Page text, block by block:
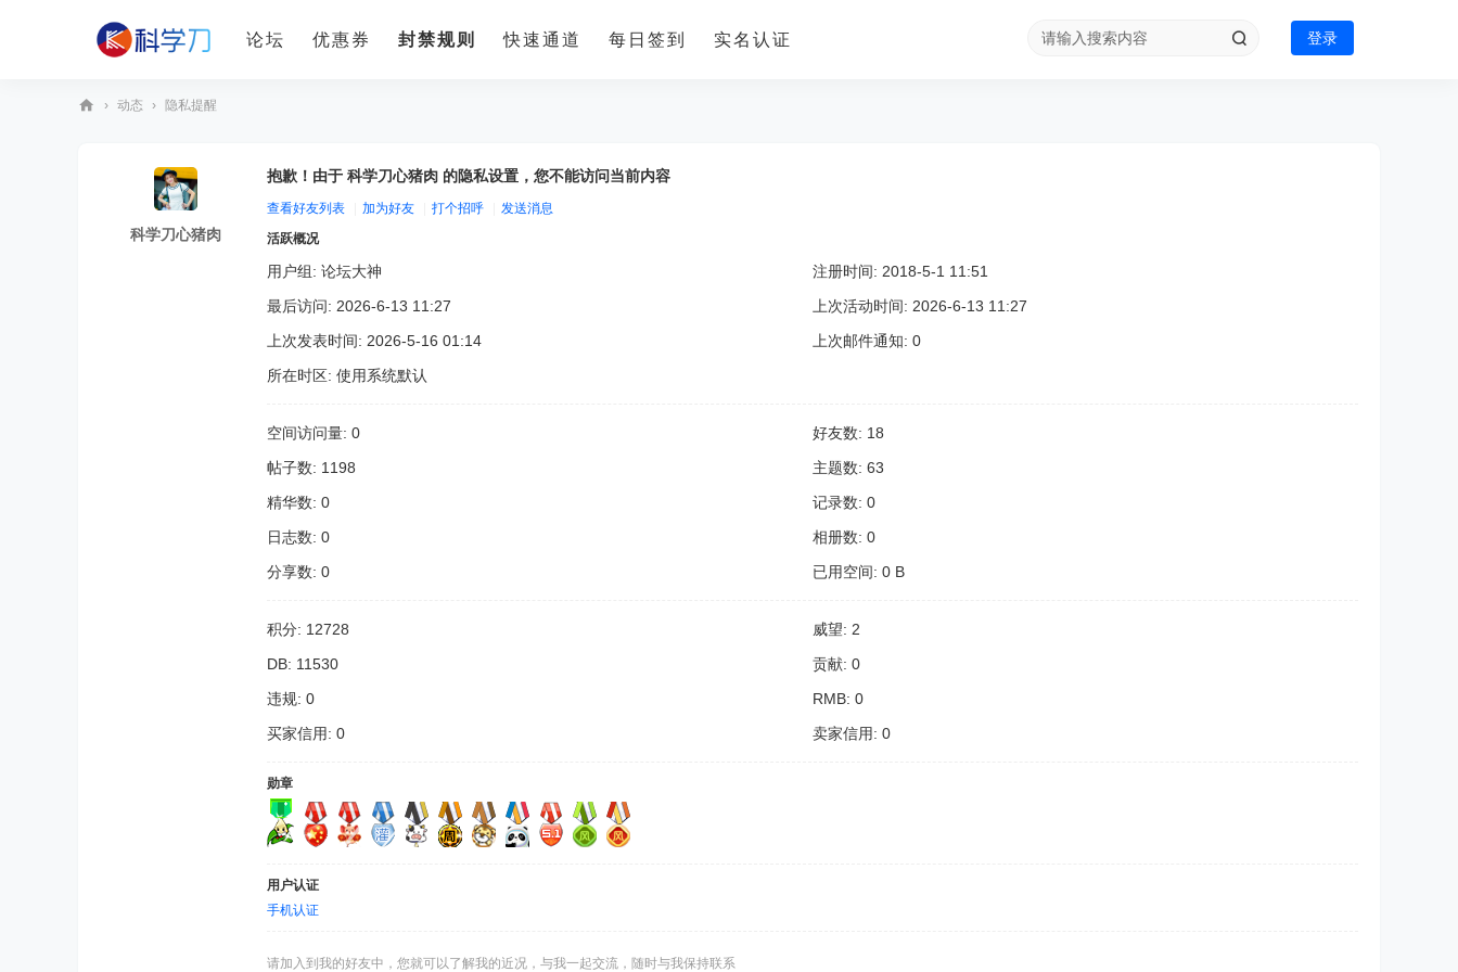
论坛 优惠券 封禁规则 快速通道 每日签到 实名认证 登录
› 动态 › 隐私提醒
科学刀心猪肉
抱歉！由于 科学刀心猪肉 的隐私设置，您不能访问当前内容
查看好友列表 加为好友 打个招呼
发送消息
活跃概况
用户组: 论坛大神
注册时间: 2018-5-1 11:51
最后访问: 2026-6-13 11:27
上次活动时间: 2026-6-13 11:27
上次发表时间: 2026-5-16 01:14
上次邮件通知: 0
所在时区: 使用系统默认
空间访问量: 0
好友数: 18
帖子数: 1198
主题数: 63
精华数: 0
记录数: 0
日志数: 0
相册数: 0
分享数: 0
已用空间: 0 B
积分: 12728
威望: 2
DB: 11530
贡献: 0
违规: 0
RMB: 0
买家信用: 0
卖家信用: 0
勋章
用户认证
手机认证
请加入到我的好友中，您就可以了解我的近况，与我一起交流，随时与我保持联系